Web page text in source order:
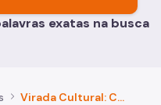
exatas na busca
Virada Cultural: Cine Copan apresenta “Hamlet, sonhos que virão”, de graça